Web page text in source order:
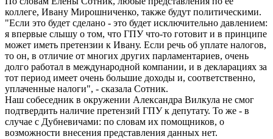
коллеге, Ивану Мирошниченко, также будут политическими.
"Если это будет сделано - это будет исключительно давлением:
я впервые слышу о том, что ГПУ что-то готовит и в принципе
может иметь претензии к Ивану. Если речь об уплате налогов,
то он, в отличие от многих других парламентариев, очень
долго работал в международной компании, и в декларациях за
тот период имеет очень большие доходы и, соответственно,
уплаченные налоги", - сказала Сотник.
Наш собеседник в окружении Александра Вилкула не смог
подтвердить наличие претензий ГПУ к депутату. То же - в
случае с Дубневичами: по словам их помощников, о
возможности внесения представления данных нет.